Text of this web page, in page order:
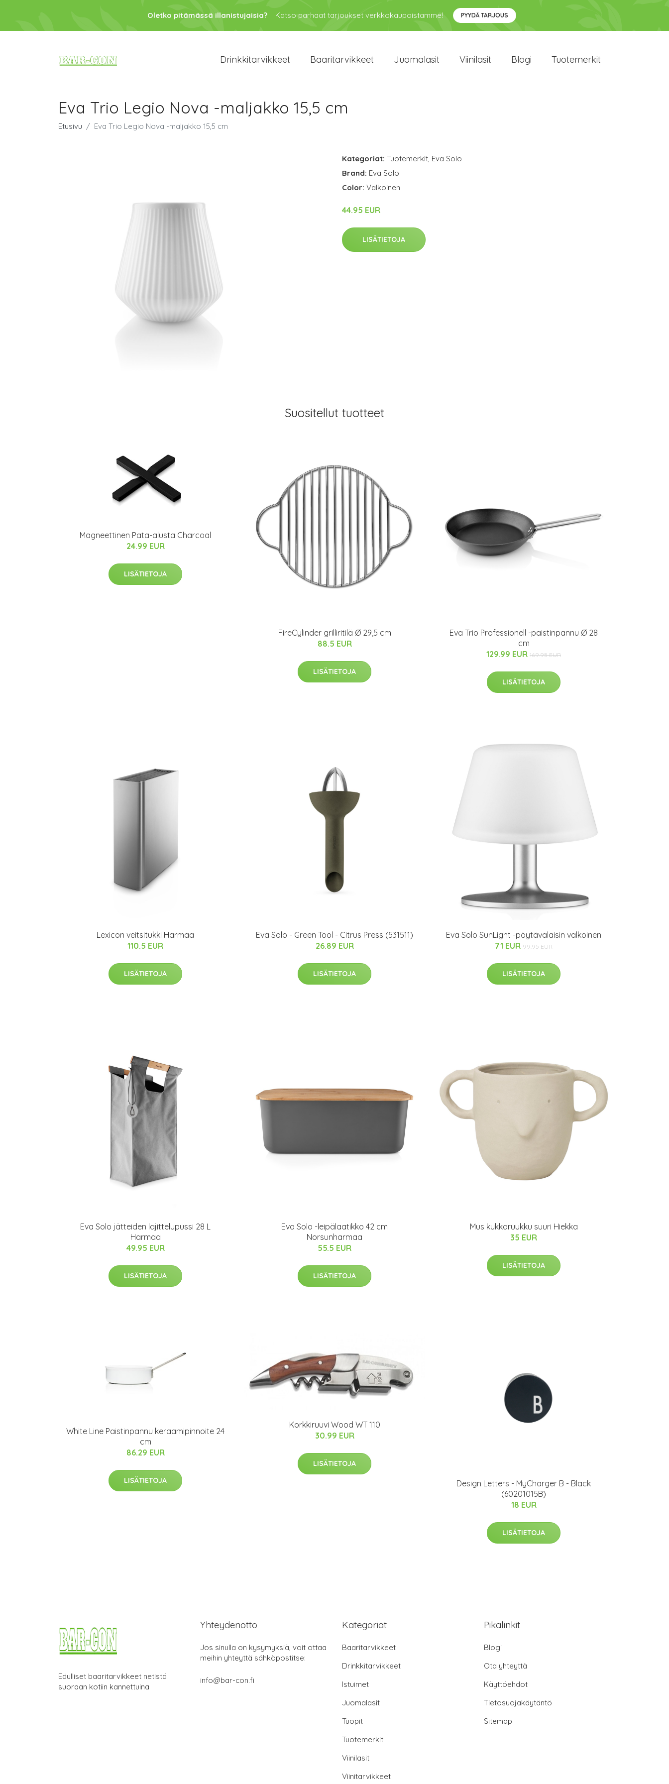
Oletko pitämässä illanistujaisia? Katso parhaat tarjoukset verkkokaupoistamme! PYYDÄ TARJOUS
Drinkkitarvikkeet Baaritarvikkeet Juomalasit Viinilasit Blogi Tuotemerkit
Eva Trio Legio Nova -maljakko 15,5 cm
Etusivu Eva Trio Legio Nova -maljakko 15,5 cm
Kategoriat: Tuotemerkit, Eva Solo
Brand: Eva Solo
Color: Valkoinen
44.95 EUR
LISÄTIETOJA
Suositellut tuotteet
Magneettinen Pata-alusta Charcoal
24.99 EUR
LISÄTIETOJA
FireCylinder grilliritilä Ø 29,5 cm
88.5 EUR
LISÄTIETOJA
Eva Trio Professionell -paistinpannu Ø 28
cm
129.99 EUR 169.95 EUR
LISÄTIETOJA
Lexicon veitsitukki Harmaa
110.5 EUR
LISÄTIETOJA
Eva Solo - Green Tool - Citrus Press (531511)
26.89 EUR
LISÄTIETOJA
Eva Solo SunLight -pöytävalaisin valkoinen
71 EUR 99.95 EUR
LISÄTIETOJA
Eva Solo jätteiden lajittelupussi 28 L
Harmaa
49.95 EUR
LISÄTIETOJA
Eva Solo -leipälaatikko 42 cm
Norsunharmaa
55.5 EUR
LISÄTIETOJA
Mus kukkaruukku suuri Hiekka
35 EUR
LISÄTIETOJA
White Line Paistinpannu keraamipinnoite 24
cm
86.29 EUR
LISÄTIETOJA
Korkkiruuvi Wood WT 110
30.99 EUR
LISÄTIETOJA
Design Letters - MyCharger B - Black
(60201015B)
18 EUR
LISÄTIETOJA
Edulliset baaritarvikkeet netistä
suoraan kotiin kannettuina
Yhteydenotto
Jos sinulla on kysymyksiä, voit ottaa
meihin yhteyttä sähköpostitse:
info@bar-con.fi
Kategoriat
Baaritarvikkeet
Drinkkitarvikkeet
Istuimet
Juomalasit
Tuopit
Tuotemerkit
Viinilasit
Viinitarvikkeet
Pikalinkit
Blogi
Ota yhteyttä
Käyttöehdot
Tietosuojakäytäntö
Sitemap